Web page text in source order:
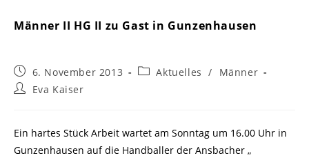
Männer II HG II zu Gast in Gunzenhausen
Beitrag
veröffentlicht:
6. November 2013
Beitrags-
Aktuelles /
Männer
Beitrags-
Eva Kaiser
Ein hartes Stück Arbeit wartet am Sonntag um 16.00 Uhr in
Gunzenhausen auf die Handballer der Ansbacher „